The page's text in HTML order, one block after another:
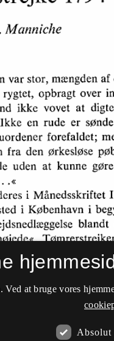
at bruge vores
Absolut